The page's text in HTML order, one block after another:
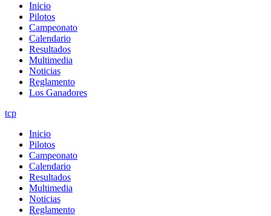
Inicio
Pilotos
Campeonato
Calendario
Resultados
Multimedia
Noticias
Reglamento
Los Ganadores
tcp
Inicio
Pilotos
Campeonato
Calendario
Resultados
Multimedia
Noticias
Reglamento